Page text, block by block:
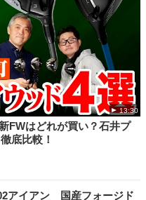
13:30
FWはどれが買い？石井プ
底比較！
アイアン 国産フォージド